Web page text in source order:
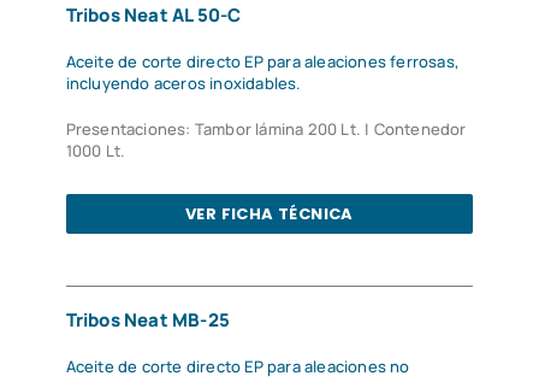
Tribos Neat AL 50-C
Aceite de corte directo EP para aleaciones ferrosas,
incluyendo aceros inoxidables.
Presentaciones: Tambor lámina 200 Lt. | Contenedor
1000 Lt.
VER FICHA TÉCNICA
Tribos Neat MB-25
Aceite de corte directo EP para aleaciones no